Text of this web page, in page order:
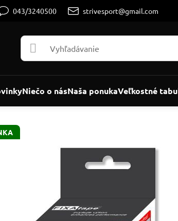
043/3240500 strivesport@gmail.com
Niečo o násNaša ponukaVeľkostné